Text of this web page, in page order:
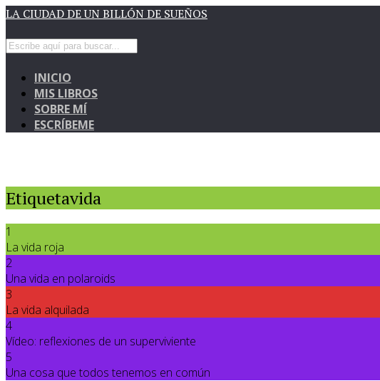
LA CIUDAD DE UN BILLÓN DE SUEÑOS
INICIO
MIS LIBROS
SOBRE MÍ
ESCRÍBEME
Etiquetavida
1
La vida roja
2
Una vida en polaroids
3
La vida alquilada
4
Vídeo: reflexiones de un superviviente
5
Una cosa que todos tenemos en común